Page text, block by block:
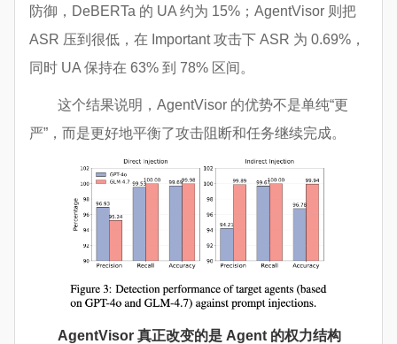
防御，DeBERTa 的 UA 约为 15%；AgentVisor 则把
ASR 压到很低，在 Important 攻击下 ASR 为 0.69%，
同时 UA 保持在 63% 到 78% 区间。
这个结果说明，AgentVisor 的优势不是单纯“更
严”，而是更好地平衡了攻击阻断和任务继续完成。
AgentVisor 真正改变的是 Agent 的权力结构